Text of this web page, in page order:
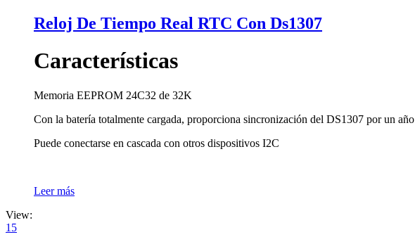
Reloj De Tiempo Real RTC Con Ds1307
Características
Memoria EEPROM 24C32 de 32K
Con la batería totalmente cargada, proporciona sincronización del DS1307 por un año
Puede conectarse en cascada con otros dispositivos I2C
Leer más
View:
15